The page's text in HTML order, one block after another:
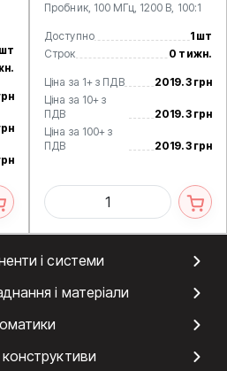
і системи
і матеріали
Пробник, 100 МГц, 1200 В, 100:1
Доступно
1 шт
Строк
0 тижн.
Ціна за 1+ з ПДВ
2019.3 грн
Ціна за 10+ з
ПДВ
2019.3 грн
Ціна за 100+ з
ПДВ
2019.3 грн